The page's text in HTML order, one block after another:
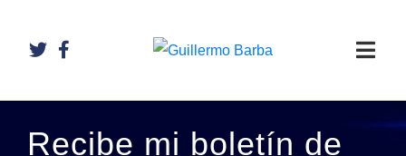
Recibe mi boletín de